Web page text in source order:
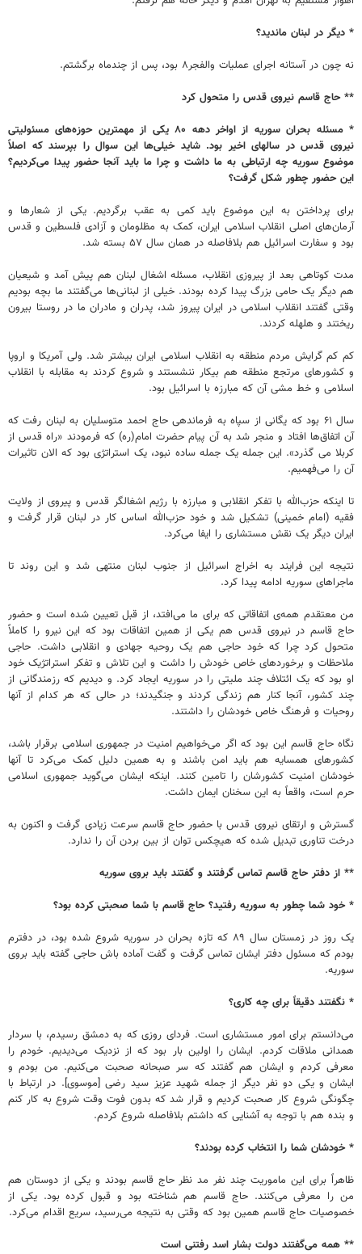
* دیگر در لبنان ماندید؟
نه چون در آستانه اجرای عملیات والفجر۸ بود، پس از چندماه برگشتم.
** حاج قاسم نیروی قدس را متحول کرد
* مسئله بحران سوریه از اواخر دهه ۸۰ یکی از مهمترین حوزه‌های مسئولیتی
نیروی قدس در سالهای اخیر بود. شاید خیلی‌ها این سوال را بپرسند که اصلاً‌
موضوع سوریه چه ارتباطی به ما داشت و چرا ما باید آنجا حضور پیدا می‌کردیم؟
این حضور چطور شکل گرفت؟
برای پرداختن به این موضوع باید کمی به عقب‌ برگردیم. یکی از شعارها و
آرمان‌های اصلی انقلاب اسلامی ایران، کمک به مظلومان و آزادی فلسطین و قدس
بود و سفارت اسرائیل هم بلافاصله در همان سال ۵۷ بسته شد.
مدت کوتاهی بعد از پیروزی انقلاب، مسئله اشغال لبنان هم پیش آمد و شیعیان
هم دیگر یک حامی بزرگ پیدا کرده بودند. خیلی از لبنانی‌ها می‌گفتند ما بچه بودیم
وقتی گفتند انقلاب اسلامی در ایران پیروز شد، پدران و مادران ما در روستا بیرون
ریختند و هلهله کردند.
کم کم گرایش مردم منطقه به انقلاب اسلامی ایران بیشتر شد. ولی آمریکا و اروپا
و کشورهای مرتجع منطقه هم بیکار ننشستند و شروع کردند به مقابله با انقلاب
اسلامی و خط مشی آن که مبارزه با اسرائیل بود.
سال ۶۱ بود که یگانی از سپاه به فرماندهی حاج احمد متوسلیان به لبنان رفت که
آن اتفاق‌ها افتاد و منجر شد به آن پیام حضرت امام(ره) که فرمودند «راه قدس از
کربلا می گذرد». این جمله یک جمله ساده نبود، یک استراتژی بود که الان تاثیرات
آن را می‌فهمیم.
تا اینکه حزب‌الله با تفکر انقلابی و مبارزه با رژیم اشغالگر قدس و پیروی از ولایت
فقیه (امام خمینی) تشکیل شد و خود حزب‌الله اساس کار در لبنان قرار گرفت و
ایران دیگر یک نقش مستشاری را ایفا می‌کرد.
نتیجه این فرایند به اخراج اسرائیل از جنوب لبنان منتهی شد و این روند تا
ماجراهای سوریه ادامه پیدا کرد.
من معتقدم همه‌ی اتفاقاتی که برای ما می‌افتد، از قبل تعیین شده است و حضور
حاج قاسم در نیروی قدس هم یکی از همین اتفاقات بود که این نیرو را کاملاً
متحول کرد چرا که خود حاجی هم یک روحیه جهادی و انقلابی داشت. حاجی
ملاحظات و برخوردهای خاص خودش را داشت و این تلاش و تفکر استراتژیک خود
او بود که یک ائتلاف چند ملیتی را در سوریه ایجاد کرد. و دیدیم که رزمندگانی از
چند کشور، آنجا کنار هم زندگی کردند و جنگیدند؛ در حالی که هر کدام از آنها
روحیات و فرهنگ خاص خودشان را داشتند.
نگاه حاج قاسم این بود که اگر می‌خواهیم امنیت در جمهوری اسلامی برقرار باشد،
کشورهای همسایه هم باید امن باشند و به همین دلیل کمک می‌کرد تا آنها
خودشان امنیت کشورشان را تامین کنند. اینکه ایشان می‌گوید جمهوری اسلامی
حرم است، واقعاً به این سخنان ایمان داشت.
گسترش و ارتقای نیروی قدس با حضور حاج قاسم سرعت زیادی گرفت و اکنون به
درخت تناوری تبدیل شده که هیچکس توان از بین بردن آن را ندارد.
** از دفتر حاج قاسم تماس گرفتند و گفتند باید بروی سوریه
* خود شما چطور به سوریه رفتید؟ حاج قاسم با شما صحبتی کرده بود؟
یک روز در زمستان سال ۸۹ که تازه بحران در سوریه شروع شده بود، در دفترم
بودم که مسئول دفتر ایشان تماس گرفت و گفت آماده باش حاجی گفته باید بروی
سوریه.
* نگفتند دقیقاً برای چه کاری؟
می‌دانستم برای امور مستشاری است. فردای روزی که به دمشق رسیدم، با سردار
همدانی ملاقات کردم. ایشان را اولین بار بود که از نزدیک می‌دیدیم. خودم را
معرفی کردم و ایشان هم گفتند که سر صبحانه صحبت می‌کنیم. من بودم و
ایشان و یکی دو نفر دیگر از جمله شهید عزیز سید رضی [موسوی]. در ارتباط با
چگونگی شروع کار صحبت کردیم و قرار شد که بدون فوت وقت شروع به کار کنم
و بنده هم با توجه به آشنایی که داشتم بلافاصله شروع کردم.
* خودشان شما را انتخاب کرده بودند؟
ظاهراً برای این ماموریت چند نفر مد نظر حاج قاسم بودند و یکی از دوستان هم
من را معرفی می‌کنند. حاج قاسم هم شناخته بود و قبول کرده بود. یکی از
خصوصیات حاج قاسم همین بود که وقتی به نتیجه می‌رسید، سریع اقدام می‌کرد.
** همه می‌گفتند دولت بشار اسد رفتنی است